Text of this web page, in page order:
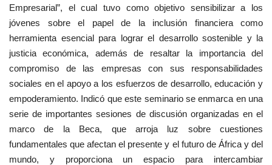
Empresarial”, el cual tuvo como objetivo sensibilizar a los
jóvenes sobre el papel de la inclusión financiera como
herramienta esencial para lograr el desarrollo sostenible y la
justicia económica, además de resaltar la importancia del
compromiso de las empresas con sus responsabilidades
sociales en el apoyo a los esfuerzos de desarrollo, educación y
empoderamiento. Indicó que este seminario se enmarca en una
serie de importantes sesiones de discusión organizadas en el
marco de la Beca, que arroja luz sobre cuestiones
fundamentales que afectan el presente y el futuro de África y del
mundo, y proporciona un espacio para intercambiar